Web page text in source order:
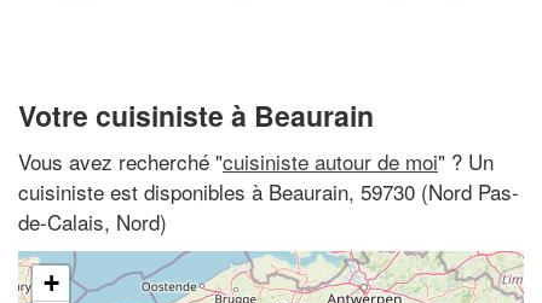
Votre cuisiniste à Beaurain
Vous avez recherché "cuisiniste autour de moi" ? Un
cuisiniste est disponibles à Beaurain, 59730 (Nord Pas-
de-Calais, Nord)
+